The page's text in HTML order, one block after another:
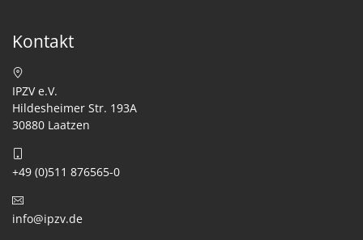
Kontakt
IPZV e.V.
Hildesheimer Str. 193A
30880 Laatzen
+49 (0)511 876565-0
info@ipzv.de